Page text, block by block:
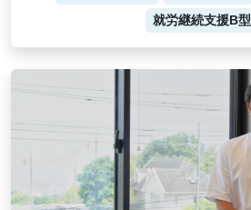
就労継続支援B型